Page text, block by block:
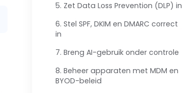
5. Zet Data Loss Prevention (DLP) in
6. Stel SPF, DKIM en DMARC correct
in
7. Breng AI-gebruik onder controle
8. Beheer apparaten met MDM en
BYOD-beleid